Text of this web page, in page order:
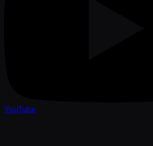
YouTube